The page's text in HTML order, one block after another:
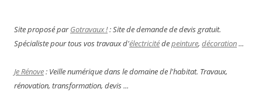
Site proposé parGotravaux !: Site de demande de devis gratuit.
Spécialiste pour tous vos travaux d'électricitédepeinture, décoration...
Je Rénove: Veille numérique dans le domaine de l'habitat. Travaux,
rénovation, transformation, devis ...